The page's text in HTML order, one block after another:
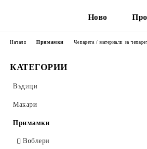
Ново
КАТЕГОРИИ
Въдици
Спининг
Кастинг
Фидер
Макари
Макари с преден аванс
Макари със заден аванс
Примамки
Воблери
Начало Примамки Чепарета / материали за